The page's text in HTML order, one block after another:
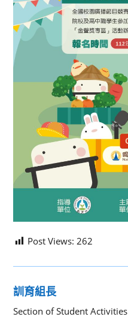
Post Views: 262
訓育組長
Section of Student Activities